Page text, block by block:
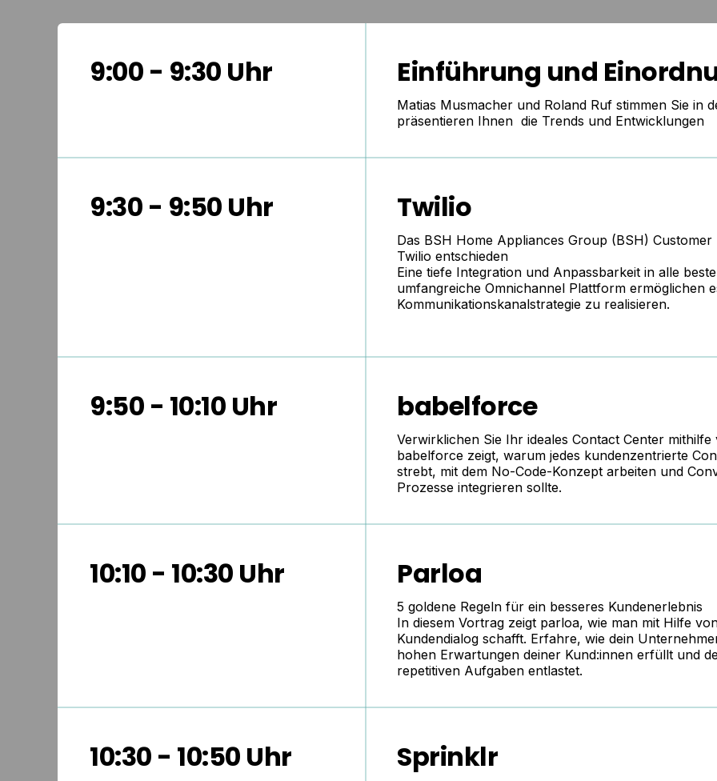
9:00 - 9:30 Uhr Einführung und
Matias Musmacher und Roland Ruf stimmen Sie in
präsentieren Ihnen die Trends und Entwicklungen
9:30 - 9:50 Uhr Twilio
Das BSH Home Appliances Group (BSH)
Twilio entschieden
Eine tiefe Integration und Anpassbarkeit in alle
umfangreiche Omnichannel Plattform ermöglichen
Kommunikationskanalstrategie zu realisieren.
9:50 - 10:10 Uhr babelforce
Verwirklichen Sie Ihr ideales Contact Center
babelforce zeigt, warum jedes kundenzentrierte
strebt, mit dem No-Code-Konzept arbeiten und
Prozesse integrieren sollte.
10:10 - 10:30 Uhr Parloa
5 goldene Regeln für ein besseres Kundenerlebnis
In diesem Vortrag zeigt parloa, wie man mit Hilfe
Kundendialog schafft. Erfahre, wie dein
hohen Erwartungen deiner Kund:innen erfüllt und
repetitiven Aufgaben entlastet.
10:30 - 10:50 Uhr Sprinklr